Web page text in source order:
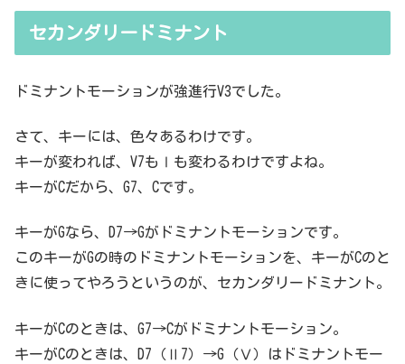
セカンダリードミナント
ドミナントモーションが強進行V3でした。
さて、キーには、色々あるわけです。
キーが変われば、V7もⅠも変わるわけですよね。
キーがCだから、G7、Cです。
キーがGなら、D7→Gがドミナントモーションです。
このキーがGの時のドミナントモーションを、キーがCのと
きに使ってやろうというのが、セカンダリードミナント。
キーがCのときは、G7→Cがドミナントモーション。
キーがCのときは、D7（Ⅱ7）→G（Ⅴ）はドミナントモー